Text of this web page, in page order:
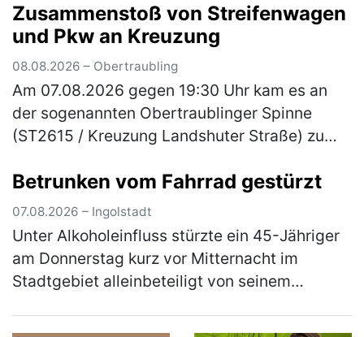
einem Sprinter, mit Anhänger und e…(mehr)
Zusammenstoß von Streifenwagen
und Pkw an Kreuzung
08.08.2026 – Obertraubling
Am 07.08.2026 gegen 19:30 Uhr kam es an
der sogenannten Obertraublinger Spinne
(ST2615 / Kreuzung Landshuter Straße) zu
Streifenwagen der Polizeiinspektion
Neutraub…(mehr)
Betrunken vom Fahrrad gestürzt
07.08.2026 – Ingolstadt
Unter Alkoholeinfluss stürzte ein 45-Jähriger
am Donnerstag kurz vor Mitternacht im
Stadtgebiet alleinbeteiligt von seinem